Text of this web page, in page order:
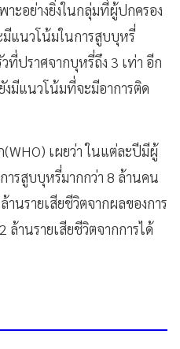
าะอย่างยิ่งในกลุ่มที่ผู้ปกครอง
แนวโน้มในการสูบบุหรี่
ที่ปราศจากบุหรี่ถึง 3 เท่า อีก
มีแนวโน้มที่จะมีอาการติด
(WHO) เผยว่า ในแต่ละปีมีผู้
ารสูบบุหรี่มากกว่า 8 ล้านคน
นรายเสียชีวิตจากผลของการ
ล้านรายเสียชีวิตจากการได้